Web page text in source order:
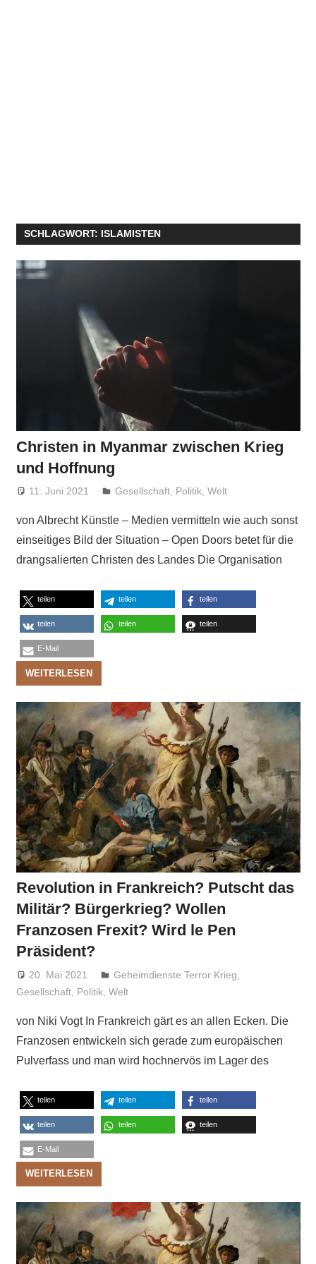
SCHLAGWORT: ISLAMISTEN
Christen in Myanmar zwischen Krieg
und Hoffnung
11. Juni 2021 Niki Vogt
Gesellschaft, Politik,Welt
von Albrecht Künstle – Medien vermitteln wie auch sonst
einseitiges Bild der Situation – Open Doors betet für die
drangsalierten Christen des Landes Die Organisation
teilen teilen teilen
teilen teilen teilen
E-Mail
WEITERLESEN
Revolution in Frankreich? Putscht das
Militär? Bürgerkrieg? Wollen
Franzosen Frexit? Wird le Pen
Präsident?
20. Mai 2021 Niki Vogt
Geheimdienste Terror Krieg
Gesellschaft, Politik, Welt
von Niki Vogt In Frankreich gärt es an allen Ecken. Die
Franzosen entwickeln sich gerade zum europäischen
Pulverfass und man wird hochnervös im Lager des
teilen teilen teilen
teilen teilen teilen
E-Mail
WEITERLESEN